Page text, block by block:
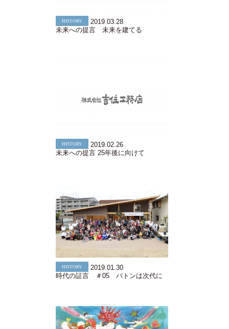
HISTORY
2019.03.28
未来への提言 未来を建てる
HISTORY
2019.02.26
未来への提言 25年後に向けて
HISTORY
2019.01.30
時代の証言 ＃05 バトンは次代に